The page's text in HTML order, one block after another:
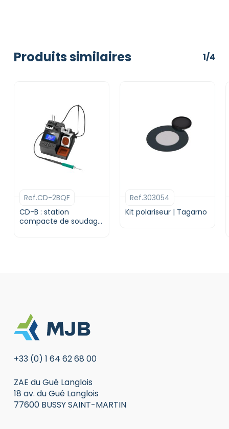
Produits similaires 1/4
CD-B : station
compacte de soudage
Ref.CD-2BQF
Kit polariseur | Tagarno
Ref.303054
+33 (0) 1 64 62 68 00
ZAE du Gué Langlois
18 av. du Gué Langlois
77600 BUSSY SAINT-MARTIN